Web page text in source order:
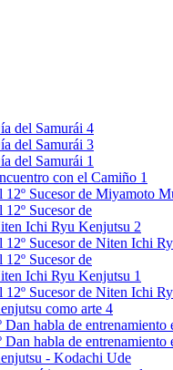
del Samurái 4
del Samurái 3
del Samurái 1
con el Camiño 1
12º Sucesor de Miyamoto
12º Sucesor de
Ichi Ryu Kenjutsu 2
12º Sucesor de Niten Ichi
12º Sucesor de
Ichi Ryu Kenjutsu 1
12º Sucesor de Niten Ichi
como arte 4
Dan habla de entrenamiento
Dan habla de entrenamiento
- Kodachi Ude